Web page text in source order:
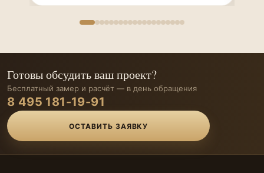
Готовы обсудить ваш проект?
Бесплатный замер и расчёт — в день обращения
8 495 181-19-91
ОСТАВИТЬ ЗАЯВКУ